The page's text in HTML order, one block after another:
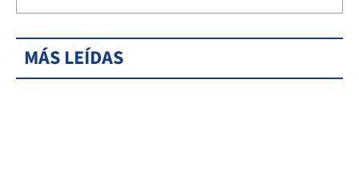
MÁS LEÍDAS